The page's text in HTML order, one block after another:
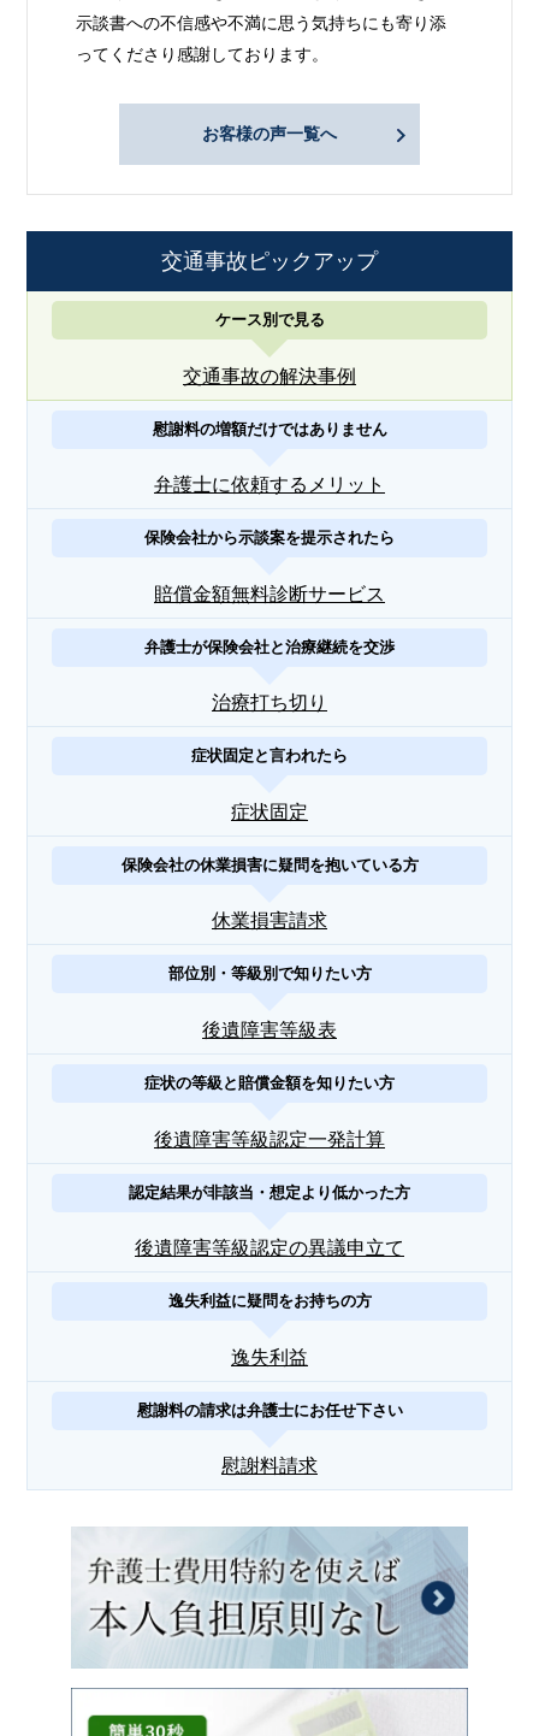
示談書への不信感や不満に思う気持ちにも寄り添
ってくださり感謝しております。
お客様の声一覧へ
交通事故ピックアップ
ケース別で見る
交通事故の解決事例
慰謝料の増額だけではありません
弁護士に依頼するメリット
保険会社から示談案を提示されたら
賠償金額無料診断サービス
弁護士が保険会社と治療継続を交渉
治療打ち切り
症状固定と言われたら
症状固定
保険会社の休業損害に疑問を抱いている方
休業損害請求
部位別・等級別で知りたい方
後遺障害等級表
症状の等級と賠償金額を知りたい方
後遺障害等級認定一発計算
認定結果が非該当・想定より低かった方
後遺障害等級認定の異議申立て
逸失利益に疑問をお持ちの方
逸失利益
慰謝料の請求は弁護士にお任せ下さい
慰謝料請求